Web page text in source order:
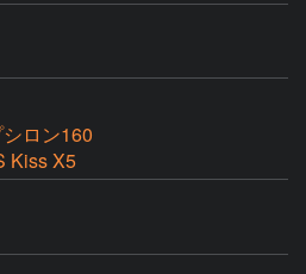
ロン160
Kiss X5